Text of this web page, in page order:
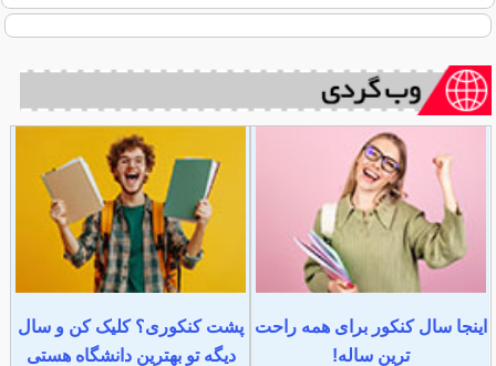
اینجا سال کنکور برای همه راحت
ترین ساله!
پشت کنکوری؟ کلیک کن و سال
دیگه تو بهترین دانشگاه هستی